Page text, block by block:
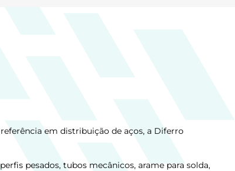
em distribuição de aços, a Diferro
pesados, tubos mecânicos, arame para solda,